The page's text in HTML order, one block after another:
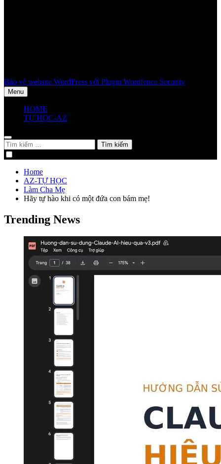
Bảo vệ website WordPress với Plugin Wordfence Security
Menu
HOME
TỰ HỌC-AZ
Tìm
kiếm
cho:
Home
AZ-TỰ HỌC
Làm Cha Mẹ
Hãy tự hào khi có một đứa con bám mẹ!
Trending News